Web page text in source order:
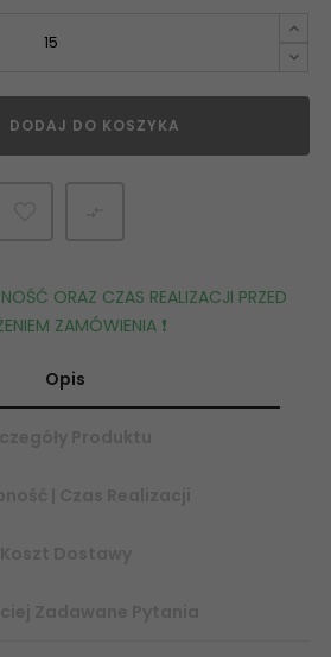
DODAJ DO KOSZYKA
ORAZ CZAS REALIZACJI PRZED
ZAMÓWIENIA ❗️
Opis